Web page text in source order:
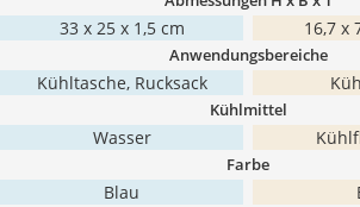
33 x 25 x 1,5 cm 16,7 x
Anwendungsbereiche
Kühltasche, Rucksack
Kühlmittel
Wasser
Farbe
Blau